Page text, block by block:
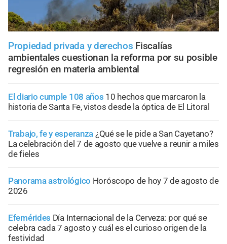
Propiedad privada y derechos Fiscalías
ambientales cuestionan la reforma por su posible
regresión en materia ambiental
El diario cumple 108 años 10 hechos que marcaron la
historia de Santa Fe, vistos desde la óptica de El Litoral
Trabajo, fe y esperanza ¿Qué se le pide a San Cayetano?
La celebración del 7 de agosto que vuelve a reunir a miles
de fieles
Panorama astrológico Horóscopo de hoy 7 de agosto de
2026
Efemérides Día Internacional de la Cerveza: por qué se
celebra cada 7 agosto y cuál es el curioso origen de la
festividad